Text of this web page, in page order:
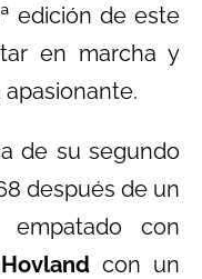
edición de este
en marcha y
de su segundo
después de un
empatado con
con un